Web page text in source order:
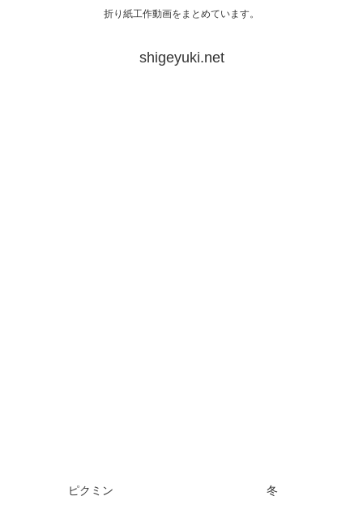
折り紙工作動画をまとめています。
shigeyuki.net
ピクミン 冬